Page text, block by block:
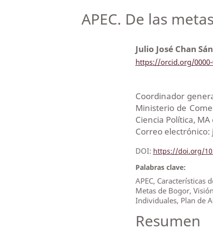
APEC. De las
Julio José Chan
https://orcid.org/0000-
Coordinador
Ministerio de
Ciencia Política,
Correo
DOI: https://doi.org/
Palabras clave:
APEC, Características
Metas de Bogor,
Individuales, Plan de
Resumen